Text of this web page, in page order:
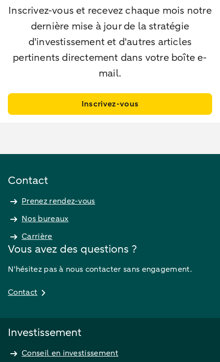
Inscrivez-vous et recevez chaque mois notre
dernière mise à jour de la stratégie
d'investissement et d'autres articles
pertinents directement dans votre boîte e-
mail.
Inscrivez-vous
Contact
Prenez rendez-vous
Nos bureaux
Carrière
Vous avez des questions ?
N'hésitez pas à nous contacter sans engagement.
Contact
Investissement
Conseil en investissement